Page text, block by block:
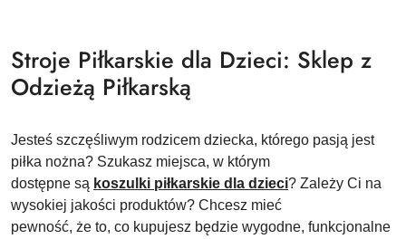
przed
obniżką
przed
Stroje Piłkarskie dla Dzieci: Sklep z
Odzieżą Piłkarską
Jesteś szczęśliwym rodzicem dziecka, którego pasją jest
piłka nożna? Szukasz miejsca, w którym
dostępne są koszulki piłkarskie dla dzieci? Zależy Ci na
wysokiej jakości produktów? Chcesz mieć
pewność, że to, co kupujesz będzie wygodne, funkcjonalne